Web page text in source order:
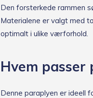
Den forsterkede rammen
Materialene er valgt med
optimalt i ulike værforhold.
Hvem passer
Denne paraplyen er ideell